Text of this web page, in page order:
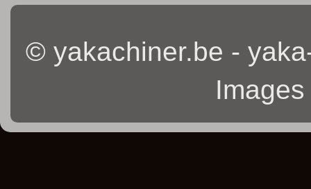
© yakachiner.be -